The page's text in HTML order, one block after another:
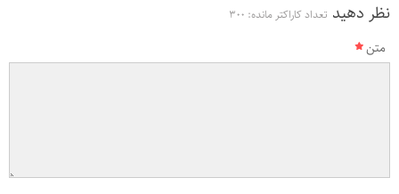
نظر دهید تعداد کاراکتر مانده: 300
متن